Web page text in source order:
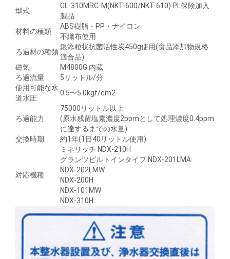
型式
GL-310MRC-M(NKT-600/NKT-610) PL保険加入
製品
材料の種類
ABS樹脂・PP・ナイロン
不織布使用
ろ過材の種類
銀添粒状抗菌活性炭450g使用(食品添加物規格
適合品)
磁気
M4800G 内蔵
ろ過流量
5リットル/分
使用可能な水
道水圧
0.5〜5.0kgf/cm2
ろ過能力
75000リットル以上
(原水残留塩素濃度2ppmとして処理濃度0.4ppm
に達するまでの水量)
交換時期
約1年(1日40リットル使用)
対応機種
ミネリッチ NDX-210H
グランツビルトインタイプ NDX-201LMA
NDX-202LMW
NDX-200H
NDX-101MW
NDX-310H